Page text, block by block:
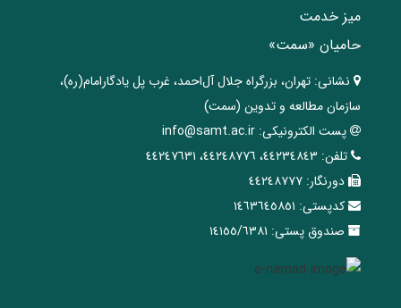
میز خدمت
حامیان «سمت»
نشانی: تهران، ‌بزرگراه ‌جلال آل‌احمد، غرب پل يادگار‌امام(ره)‌،
سازمان مطالعه و تدوین‌ (سمت)
پست الکترونیکی: info@samt.ac.ir
تلفن: ٤٤٢٣٤٨٤٣، ٤٤٢٤٨٧٧٦، ٤٤٢٤٧٦٣١
دورنگار: ٤٤٢٤٨٧٧٧
کدپستی: ١٤٦٣٦٤٥٨٥١
صندوق پستی: ١٤١٥٥/٦٣٨١